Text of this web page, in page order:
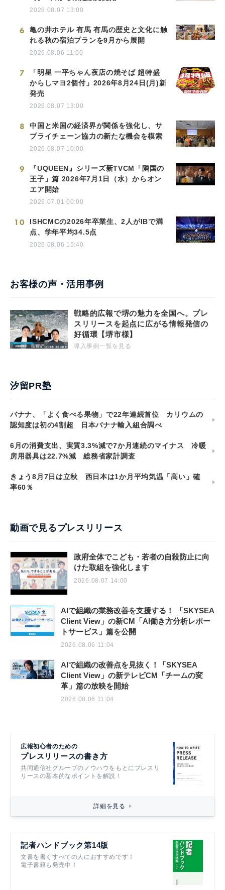
2026.08.07 13:00
6
亀の井ホテル 有馬 有馬の歴史と文化に触
れる秋の宿泊プランを9月から展開
2026.08.06 11:00
7
「明星 一平ちゃん夜店の焼そば 超特盛
からしマヨ2個付」2026年8月24日(月)新
発売
2026.08.07 13:00
8
中国と米国の経済界が関係を強化し、サ
プライチェーン協力の新たな機会を模索
2026.08.07 10:00
9
『UQUEEN』シリーズ新TVCM「隣国の
王子」篇 2026年7月1日（水）からオン
エア開始
2026.07.01 00:00
10
ISHCMCの2026年卒業生、2人がIBで満
点、学年平均34.5点
2026.08.06 15:40
お客様の声・活用事例
戦略的広報で堺の魅力を全国へ。プレ
スリリースを起点に広がる情報発信の
好循環【堺市様】
導入事例一覧を見る
汐留PR塾
バナナ、「よく食べる果物」で22年連続首位 カリウムの
認知度は初の4割超 日本バナナ輸入組合調べ
6月の消費支出、実質3.3%減で7か月連続のマイナス 冷暖
房用器具は22.7%減 総務省家計調査
きょう8月7日は立秋 西日本は1か月平均気温「高い」確
率60％
動画で見るプレスリリース
政府全体でこども・若者の自殺防止に向
けた取組を強化します
2026.08.07 14:00
AIで組織の業務改善を支援する！ 「SKYSEA
Client View」の新CM「AI働き方分析レポー
トサービス」篇を公開
2026.08.06 11:04
AIで組織の改善点を見抜く！「SKYSEA
Client View」の新テレビCM「チームの変
革」篇の放映を開始
2026.08.06 11:04
広報初心者のための
プレスリリースの書き方
共同通信社グループのノウハウをもとにプレスリ
リースの基本的なポイントを解説！
詳細を見る
記者ハンドブック第14版
文書を書くすべての人におすすめです！
電子書籍も発売中！